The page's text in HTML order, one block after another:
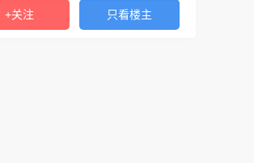
+关注 只看楼主